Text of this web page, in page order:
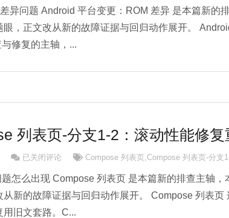
异问题 Android 平台变更：ROM 差异 是本篇新的
，正文改从新的故障证据与回归动作展开。
修复的主轴，...
列表页-分支1-2：滚动性能修复
Compose Compose 列表页-分支1-2：滚动性能修复重点
已关闭评论 Compose 列表页,Compose 列表页-分支
怎么出现 Compose 列表页 是本篇新的排查主轴，
新的故障证据与回归动作展开。 Compose 列表页
用旧文套路。C...